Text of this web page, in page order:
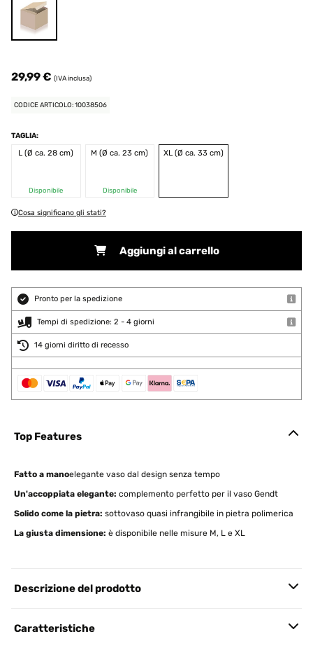
29,99 € (IVA inclusa)
CODICE ARTICOLO: 10038506
TAGLIA:
L (Ø ca. 28 cm)
Disponibile
M (Ø ca. 23 cm)
Disponibile
XL (Ø ca. 33 cm)
Cosa significano gli stati?
Aggiungi al carrello
Pronto per la spedizione
Tempi di spedizione: 2 - 4 giorni
14 giorni diritto di recesso
Top Features
Fatto a manoelegante vaso dal design senza tempo
Un'accoppiata elegante: complemento perfetto per il vaso Gendt
Solido come la pietra: sottovaso quasi infrangibile in pietra polimerica
La giusta dimensione: è disponibile nelle misure M, L e XL
Descrizione del prodotto
Caratteristiche